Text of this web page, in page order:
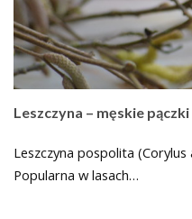
Leszczyna – męskie
Leszczyna pospolita (Corylus
Popularna w lasach…